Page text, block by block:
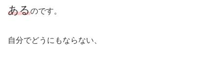
あるのです。
自分でどうにもならない、